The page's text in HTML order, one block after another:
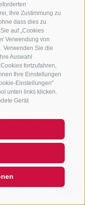
Ihre Zustimmung zu
dass dies zu
auf „Cookies
Verwendung von
Verwenden Sie die
Auswahl
fortzufahren,
Ihre Einstellungen
Einstellungen"
unten links klicken.
Gerät.
QUICKLINKS
you
the
me
...